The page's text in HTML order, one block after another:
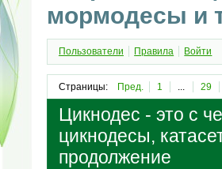
мормодесы и
Пользователи Правила Войти
Страницы: Пред. 1 ... 29
Цикнодес - это с
цикнодесы,
продолжение